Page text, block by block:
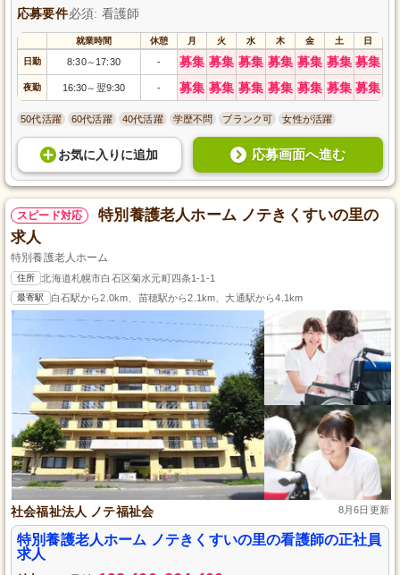
応募要件必須: 看護師
就業時間 休憩 月 火 水 木 金 土 日
日勤 8:30～ 17:30 - 募集 募集 募集 募集 募集 募集 募集
夜勤 16:30～ 翌9:30 - 募集 募集 募集 募集 募集 募集 募集
50代活躍 60代活躍 40代活躍 学歴不問 ブランク可 女性が活躍
お気に入り に追加 応募画面へ進む
スピード対応
特別養護老人ホーム ノテきくすいの里の
求人
特別養護老人ホーム
住所 北海道札幌市白石区菊水元町四条1-1-1
最寄駅 白石駅から2.0km、苗穂駅から2.1km、大通駅から4.1km
社会福祉法人 ノテ福祉会 8月6日更新
特別養護老人ホーム ノテきくすいの里の看護師の正社員
求人